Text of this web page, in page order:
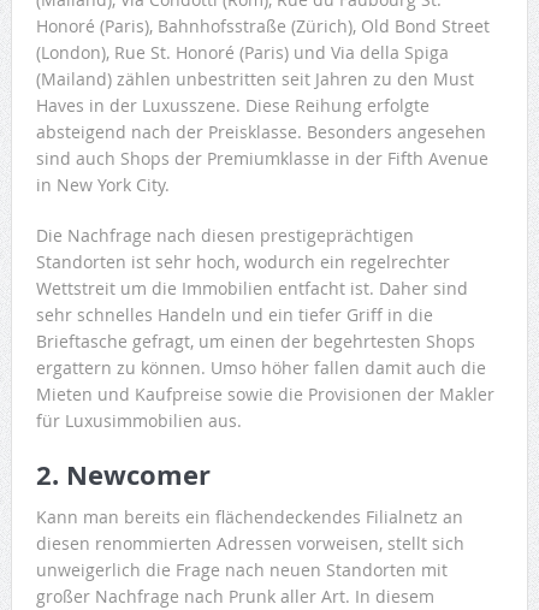
Honoré (Paris), Bahnhofsstraße (Zürich), Old Bond Street
(London), Rue St. Honoré (Paris) und Via della Spiga
(Mailand) zählen unbestritten seit Jahren zu den Must
Haves in der Luxusszene. Diese Reihung erfolgte
absteigend nach der Preisklasse. Besonders angesehen
sind auch Shops der Premiumklasse in der Fifth Avenue
in New York City.
Die Nachfrage nach diesen prestigeprächtigen
Standorten ist sehr hoch, wodurch ein regelrechter
Wettstreit um die Immobilien entfacht ist. Daher sind
sehr schnelles Handeln und ein tiefer Griff in die
Brieftasche gefragt, um einen der begehrtesten Shops
ergattern zu können. Umso höher fallen damit auch die
Mieten und Kaufpreise sowie die Provisionen der Makler
für Luxusimmobilien aus.
2. Newcomer
Kann man bereits ein flächendeckendes Filialnetz an
diesen renommierten Adressen vorweisen, stellt sich
unweigerlich die Frage nach neuen Standorten mit
großer Nachfrage nach Prunk aller Art. In diesem